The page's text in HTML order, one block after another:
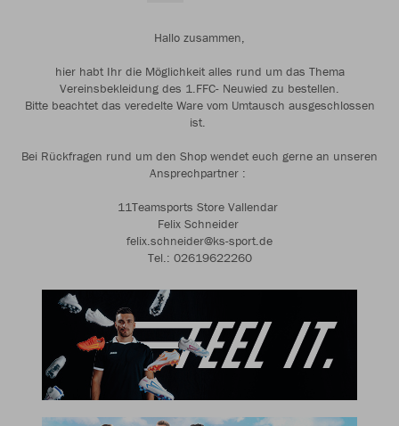
Hallo zusammen,
hier habt Ihr die Möglichkeit alles rund um das Thema
Vereinsbekleidung des 1.FFC- Neuwied zu bestellen.
Bitte beachtet das veredelte Ware vom Umtausch ausgeschlossen
ist.
Bei Rückfragen rund um den Shop wendet euch gerne an unseren
Ansprechpartner :
11Teamsports Store Vallendar
Felix Schneider
felix.schneider@ks-sport.de
Tel.: 02619622260